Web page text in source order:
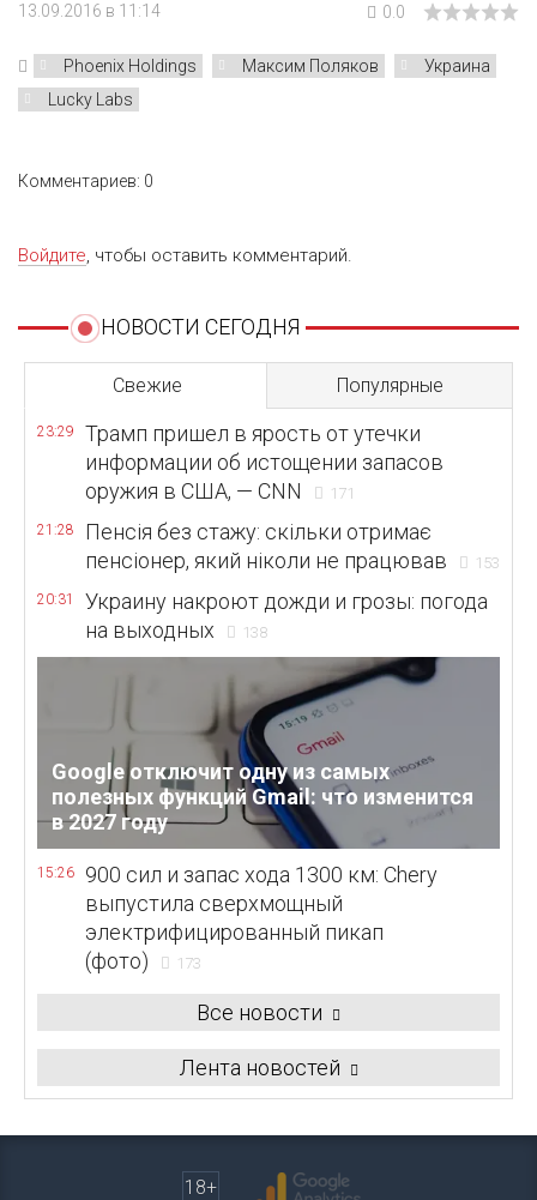
13.09.2016 в 11:14 0.0
Phoenix Holdings Максим Поляков
Украина
Lucky Labs
Комментариев: 0
Войдите, чтобы оставить комментарий.
НОВОСТИ СЕГОДНЯ
Свежие Популярные
23:29
Трамп пришел в ярость от утечки
информации об истощении запасов
оружия в США, — CNN
171
21:28
Пенсія без стажу: скільки отримає
пенсіонер, який ніколи не працював
153
20:31
Украину накроют дожди и грозы: погода
на выходных
138
Google отключит одну из самых
полезных функций Gmail: что изменится
в 2027 году
15:26
900 сил и запас хода 1300 км: Chery
выпустила сверхмощный
электрифицированный пикап
(фото)
173
Все новости
Лента новостей
18+